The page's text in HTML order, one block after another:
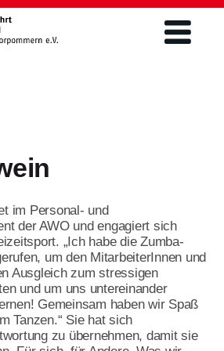
wir tun
von Menschen m.
Eingliederung
und Jugendhilfe
und Förderung
werden
im Ehrenamt ist
Soziales Jahr/BFD unter 27
über 27 Jahre
Presse
2026
im Personal- und
der AWO und engagiert sich
„Ich habe die Zumba-
um den MitarbeiterInnen und
Ausgleich zum stressigen
und um uns untereinander
Gemeinsam haben wir Spaß
Tanzen.“ Sie hat sich
zu übernehmen, damit sie